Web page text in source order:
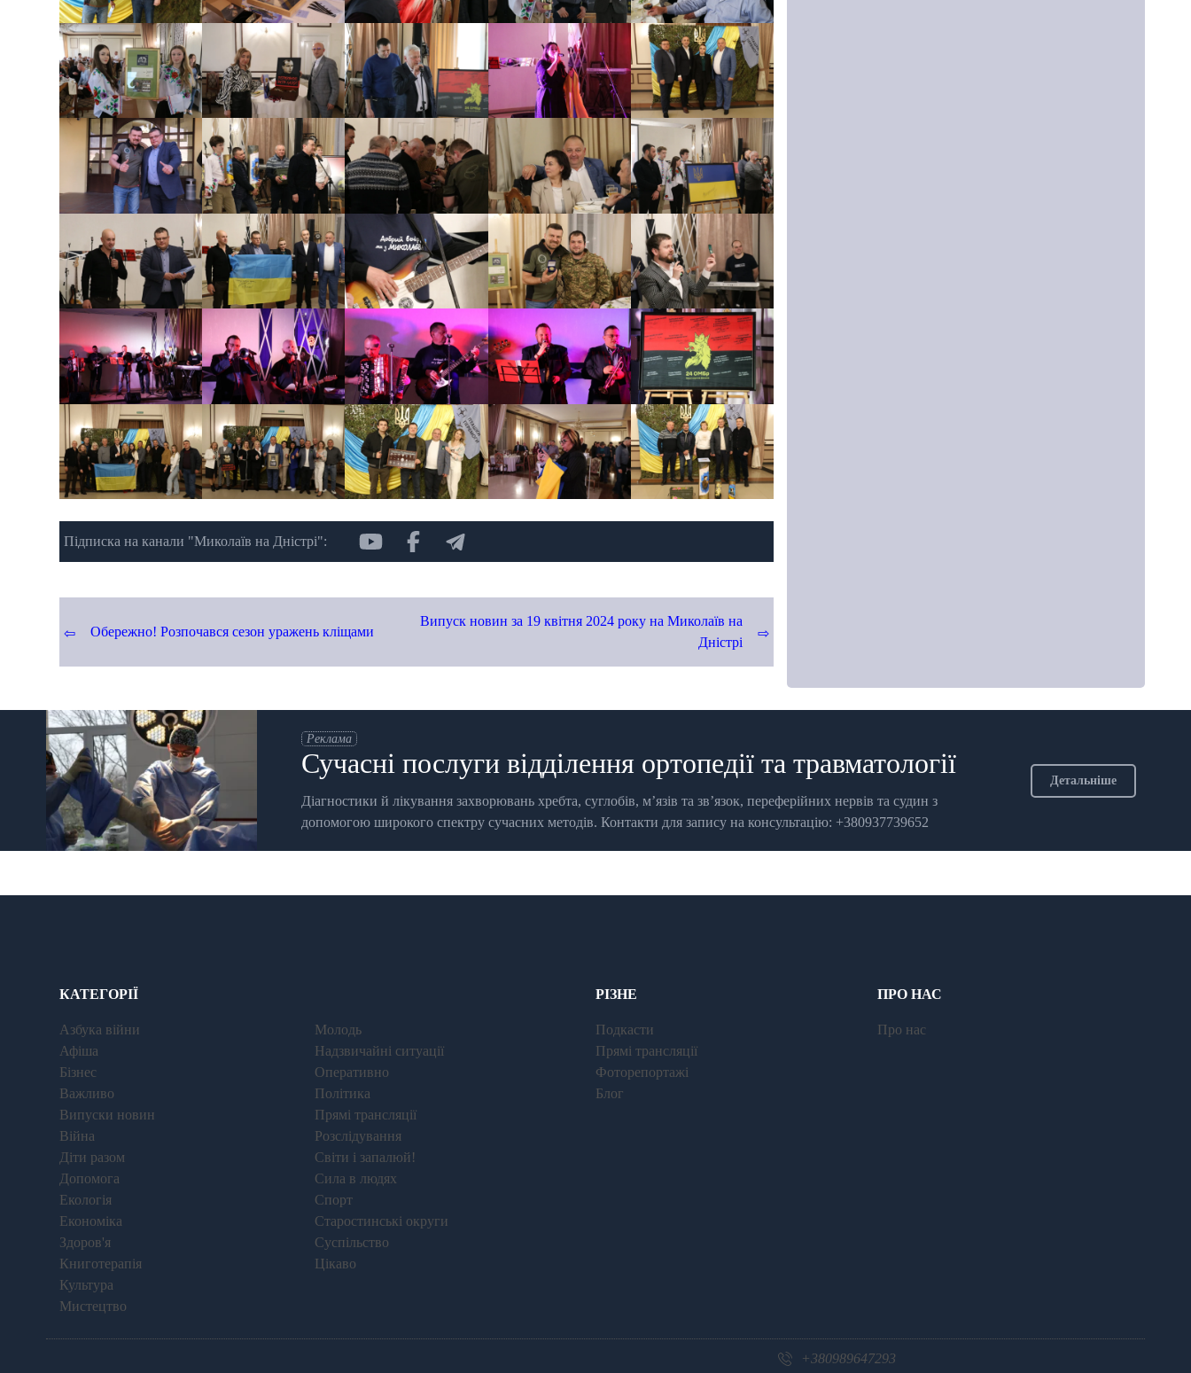
Підписка на канали "Миколаїв на Дністрі":
Навігація
записів
Обережно! Розпочався сезон уражень кліщами
Випуск новин за 19 квітня 2024 року на Миколаїв на
Дністрі
Реклама
Сучасні послуги відділення ортопедії та травматології
Діагностики й лікування захворювань хребта, суглобів, м’язів та зв’язок, переферійних нервів та судин з
допомогою широкого спектру сучасних методів. Контакти для запису на консультацію: +380937739652
Детальніше
КАТЕГОРІЇ
Азбука війни
Афіша
Бізнес
Важливо
Випуски новин
Війна
Діти разом
Допомога
Екологія
Економіка
Здоров'я
Книготерапія
Культура
Мистецтво
Молодь
Надзвичайні ситуації
Оперативно
Політика
Прямі трансляції
Розслідування
Світи і запалюй!
Сила в людях
Спорт
Старостинські округи
Суспільство
Цікаво
РІЗНЕ
Подкасти
Прямі трансляції
Фоторепортажі
Блог
ПРО НАС
Про нас
+380989647293